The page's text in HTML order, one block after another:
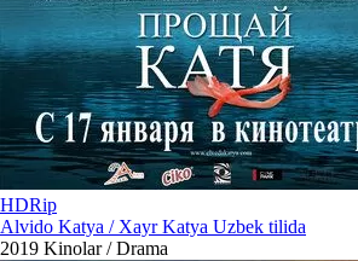
HDRip
Alvido Katya / Xayr Katya Uzbek tilida
2019 Kinolar / Drama